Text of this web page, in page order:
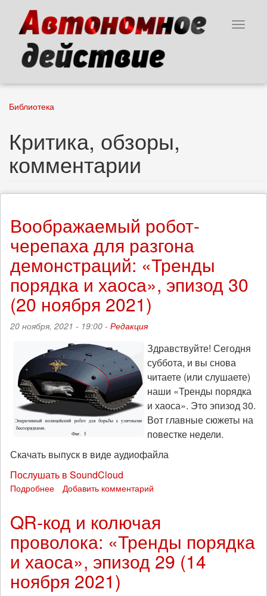
основному
содержанию
Toggle
Библиотека
Критика, обзоры,
комментарии
Воображаемый робот-
черепаха для разгона
демонстраций: «Тренды
порядка и хаоса», эпизод 30
(20 ноября 2021)
20 ноября, 2021 - 19:00 - Редакция
Здравствуйте! Сегодня
суббота, и вы снова
читаете (или слушаете)
наши «Тренды порядка
и хаоса». Это эпизод 30.
Вот главные сюжеты на
повестке недели.
Скачать выпуск в виде аудиофайла
Послушать в SoundCloud
Подробнее
черепаха
для
разгона
демонстраций:
«Тренды
порядка
Добавить комментарий
QR-код и колючая
проволока: «Тренды порядка
и хаоса», эпизод 29 (14
ноября 2021)